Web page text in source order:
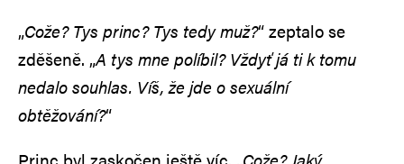
„Cože? Tys princ? Tys tedy muž?“ zeptalo se
zděšeně. „A tys mne políbil? Vždyť já ti k tomu
nedalo souhlas. Víš, že jde o sexuální
obtěžování?“